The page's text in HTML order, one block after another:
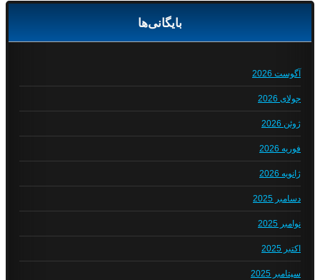
بایگانی‌ها
آگوست 2026
جولای 2026
ژوئن 2026
فوریه 2026
ژانویه 2026
دسامبر 2025
نوامبر 2025
اکتبر 2025
سپتامبر 2025